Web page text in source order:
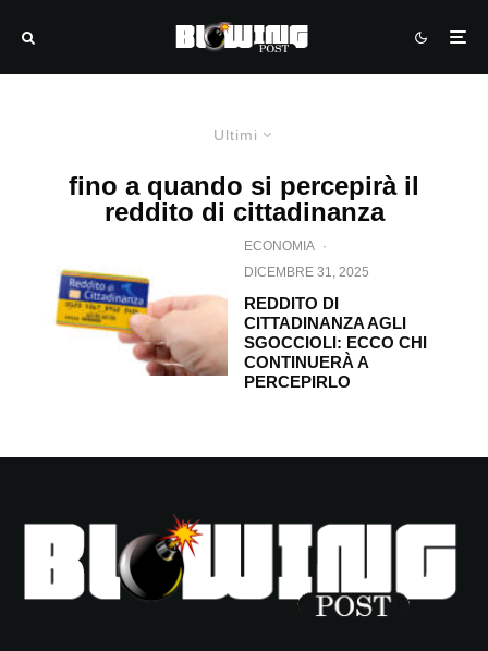
Ultimi
fino a quando si percepirà il
reddito di cittadinanza
ECONOMIA ·
DICEMBRE 31, 2025
REDDITO DI
CITTADINANZA AGLI
SGOCCIOLI: ECCO CHI
CONTINUERÀ A
PERCEPIRLO